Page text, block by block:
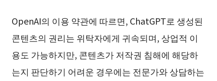
OpenAI의 이용 약관에 따르면, ChatGPT로 생성된
콘텐츠의 권리는 위탁자에게 귀속되며, 상업적 이
용도 가능하지만, 콘텐츠가 저작권 침해에 해당하
는지 판단하기 어려운 경우에는 전문가와 상담하는